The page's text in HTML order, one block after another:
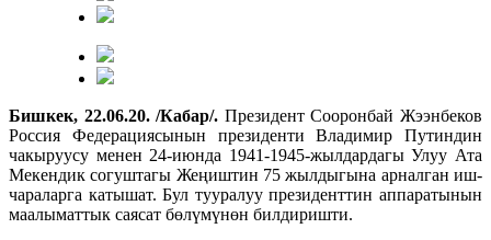
Бишкек, 22.06.20. /Кабар/. Президент Сооронбай Жээнбеков
Россия Федерациясынын президенти Владимир Путиндин
чакыруусу менен 24-июнда 1941-1945-жылдардагы Улуу Ата
Мекендик согуштагы Жеңиштин 75 жылдыгына арналган иш-
чараларга катышат. Бул тууралуу президенттин аппаратынын
маалыматтык саясат бөлүмүнөн билдиришти.